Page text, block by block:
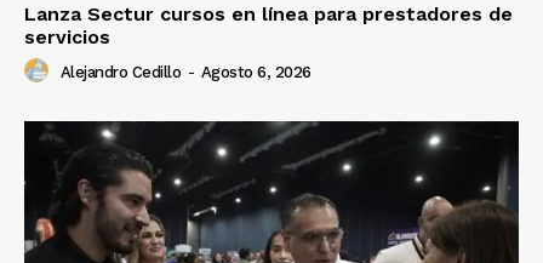
Lanza Sectur cursos en línea para prestadores de
servicios
Alejandro Cedillo - Agosto 6, 2026